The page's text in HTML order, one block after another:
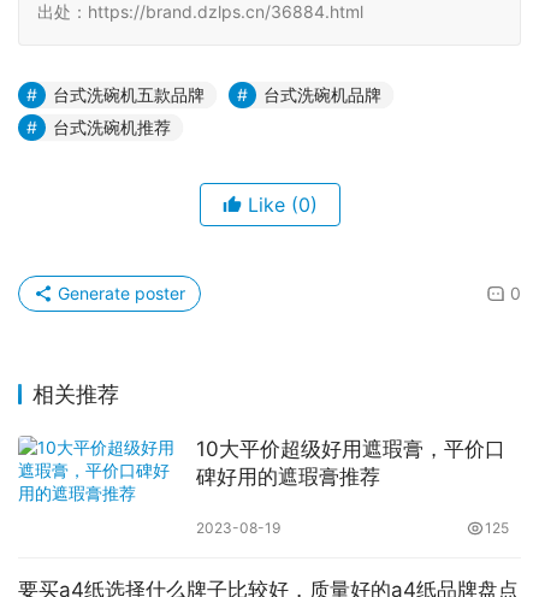
出处：https://brand.dzlps.cn/36884.html
台式洗碗机五款品牌
台式洗碗机品牌
台式洗碗机推荐
Like (0)
0
Generate poster
相关推荐
10大平价超级好用遮瑕膏，平价口
碑好用的遮瑕膏推荐
2023-08-19 125
要买a4纸选择什么牌子比较好，质量好的a4纸品牌盘点